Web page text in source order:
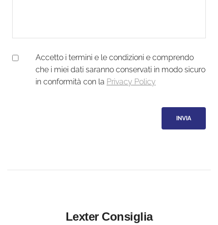
Accetto i termini e le condizioni e comprendo
che i miei dati saranno conservati in modo sicuro
in conformità con la Privacy Policy
Lexter Consiglia